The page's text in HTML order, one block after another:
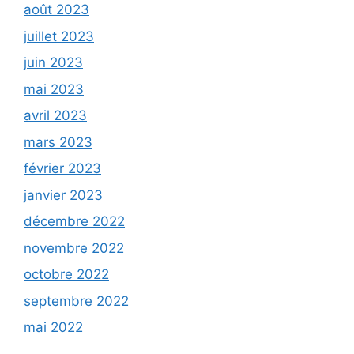
août 2023
juillet 2023
juin 2023
mai 2023
avril 2023
mars 2023
février 2023
janvier 2023
décembre 2022
novembre 2022
octobre 2022
septembre 2022
mai 2022